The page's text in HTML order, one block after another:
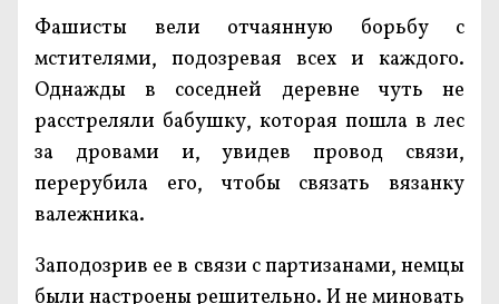
Фашисты вели отчаянную борьбу с
мстителями, подозревая всех и каждого.
Однажды в соседней деревне чуть не
расстреляли бабушку, которая пошла в лес
за дровами и, увидев провод связи,
перерубила его, чтобы связать вязанку
валежника.
Заподозрив ее в связи с партизанами, немцы
были настроены решительно. И не миновать